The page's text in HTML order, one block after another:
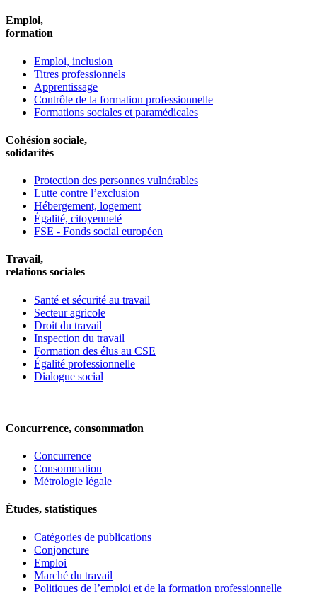
Emploi,
formation
Emploi, inclusion
Titres professionnels
Apprentissage
Contrôle de la formation professionnelle
Formations sociales et paramédicales
Cohésion sociale,
solidarités
Protection des personnes vulnérables
Lutte contre l’exclusion
Hébergement, logement
Égalité, citoyenneté
FSE - Fonds social européen
Travail,
relations sociales
Santé et sécurité au travail
Secteur agricole
Droit du travail
Inspection du travail
Formation des élus au CSE
Égalité professionnelle
Dialogue social
Concurrence, consommation
Concurrence
Consommation
Métrologie légale
Études, statistiques
Catégories de publications
Conjoncture
Emploi
Marché du travail
Politiques de l’emploi et de la formation professionnelle